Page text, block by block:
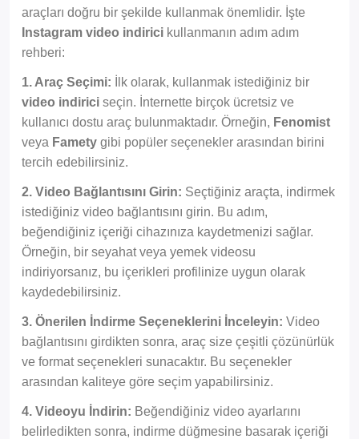
araçları doğru bir şekilde kullanmak önemlidir. İşte
Instagram video indirici kullanmanın adım adım
rehberi:
1. Araç Seçimi: İlk olarak, kullanmak istediğiniz bir
video indirici seçin. İnternette birçok ücretsiz ve
kullanıcı dostu araç bulunmaktadır. Örneğin, Fenomist
veya Famety gibi popüler seçenekler arasından birini
tercih edebilirsiniz.
2. Video Bağlantısını Girin: Seçtiğiniz araçta, indirmek
istediğiniz video bağlantısını girin. Bu adım,
beğendiğiniz içeriği cihazınıza kaydetmenizi sağlar.
Örneğin, bir seyahat veya yemek videosu
indiriyorsanız, bu içerikleri profilinize uygun olarak
kaydedebilirsiniz.
3. Önerilen İndirme Seçeneklerini İnceleyin: Video
bağlantısını girdikten sonra, araç size çeşitli çözünürlük
ve format seçenekleri sunacaktır. Bu seçenekler
arasından kaliteye göre seçim yapabilirsiniz.
4. Videoyu İndirin: Beğendiğiniz video ayarlarını
belirledikten sonra, indirme düğmesine basarak içeriği